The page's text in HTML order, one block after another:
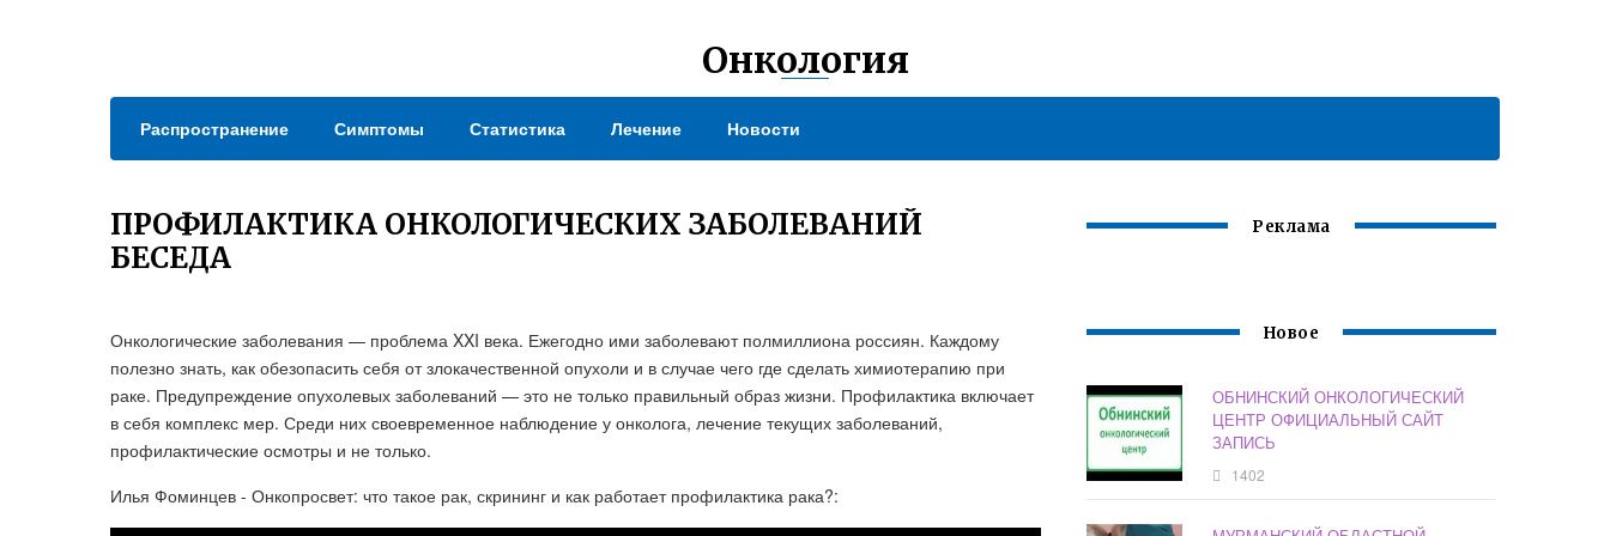
Онкология
Распространение Симптомы Статистика Лечение Новости
ПРОФИЛАКТИКА ОНКОЛОГИЧЕСКИХ ЗАБОЛЕВАНИЙ
БЕСЕДА
Онкологические заболевания — проблема XXI века. Ежегодно ими заболевают полмиллиона россиян. Каждому
полезно знать, как обезопасить себя от злокачественной опухоли и в случае чего где сделать химиотерапию при
раке. Предупреждение опухолевых заболеваний — это не только правильный образ жизни. Профилактика включает
в себя комплекс мер. Среди них своевременное наблюдение у онколога, лечение текущих заболеваний,
профилактические осмотры и не только.
Илья Фоминцев - Онкопросвет: что такое рак, скрининг и как работает профилактика рака?:
Реклама
Новое
ОБНИНСКИЙ ОНКОЛОГИЧЕСКИЙ
ЦЕНТР ОФИЦИАЛЬНЫЙ САЙТ
ЗАПИСЬ
1402